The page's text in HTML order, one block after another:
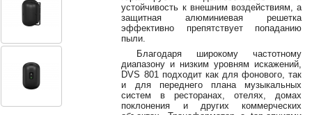
jsoundby
устойчивость к внешним воздействиям, а
защитная алюминиевая решетка
эффективно препятствует попаданию
пыли.
Благодаря широкому частотному
диапазону и низким уровням искажений,
DVS 801 подходит как для фонового, так
и для переднего плана музыкальных
систем в ресторанах, отелях, домах
поклонения и других коммерческих